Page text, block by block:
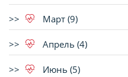
Март (9)
Апрель (4)
Июнь (5)